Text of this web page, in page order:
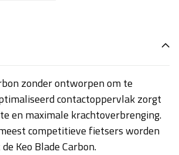
zonder ontworpen om te
contactoppervlak zorgt
en maximale krachtoverbrenging.
competitieve fietsers worden
Keo Blade Carbon.